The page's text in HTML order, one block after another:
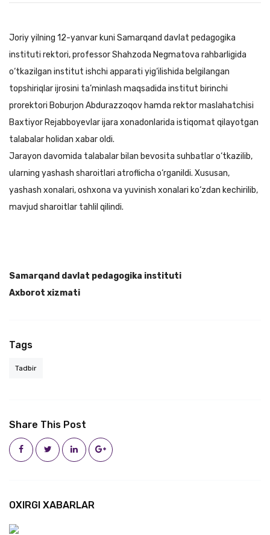
Joriy yilning 12-yanvar kuni Samarqand davlat pedagogika
instituti rektori, professor Shahzoda Negmatova rahbarligida
o‘tkazilgan institut ishchi apparati yig‘ilishida belgilangan
topshiriqlar ijrosini ta’minlash maqsadida institut birinchi
prorektori Boburjon Abdurazzoqov hamda rektor maslahatchisi
Baxtiyor Rejabboyevlar ijara xonadonlarida istiqomat qilayotgan
talabalar holidan xabar oldi.
Jarayon davomida talabalar bilan bevosita suhbatlar o‘tkazilib,
ularning yashash sharoitlari atroflicha o‘rganildi. Xususan,
yashash xonalari, oshxona va yuvinish xonalari ko‘zdan kechirilib,
mavjud sharoitlar tahlil qilindi.
Samarqand davlat pedagogika instituti
Axborot xizmati
Tags
Tadbir
Share This Post
OXIRGI XABARLAR